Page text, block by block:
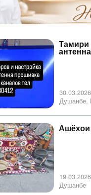
Тамири
30.03.2026
Душанбе,
Ашёхои
19.03.2026
Душанбе